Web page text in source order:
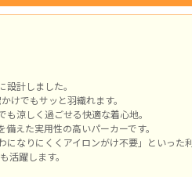
計しました。
けでもサッと羽織れます。
涼しく過ごせる快適な着心地。
えた実用性の高いパーカーです。
なりにくくアイロンがけ不要」といった
活躍します。